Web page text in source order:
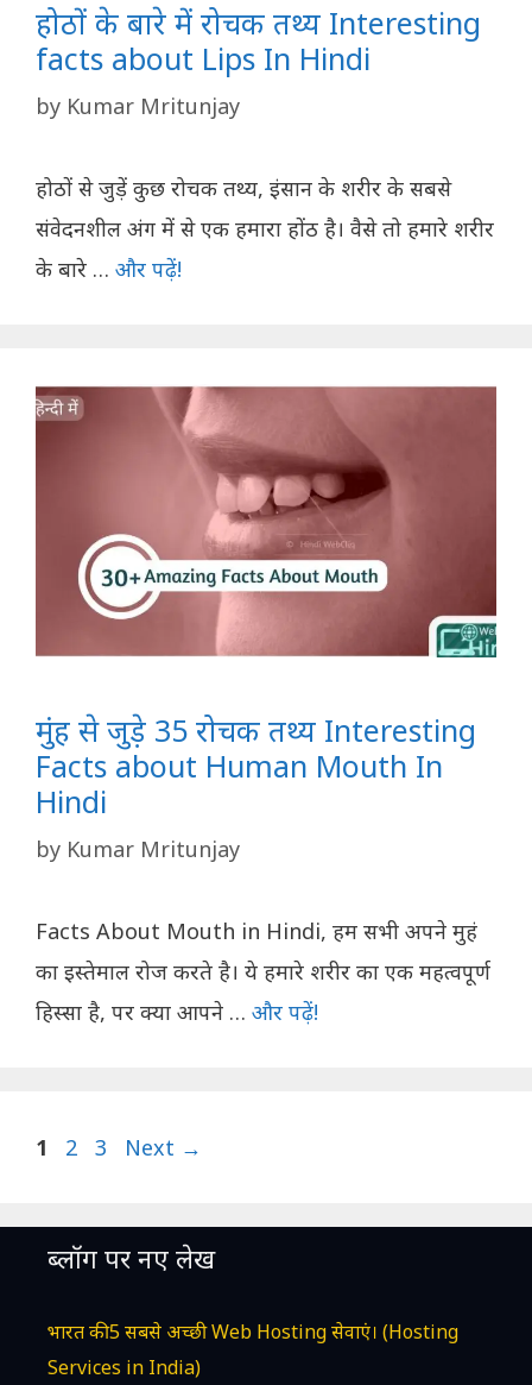
होठों के बारे में रोचक तथ्य Interesting
facts about Lips In Hindi
by Kumar Mritunjay
होठों से जुड़ें कुछ रोचक तथ्य, इंसान के शरीर के सबसे
संवेदनशील अंग में से एक हमारा होंठ है। वैसे तो हमारे शरीर
के बारे … और पढ़ें!
मुंह से जुड़े 35 रोचक तथ्य Interesting
Facts about Human Mouth In
Hindi
by Kumar Mritunjay
Facts About Mouth in Hindi, हम सभी अपने मुहं
का इस्तेमाल रोज करते है। ये हमारे शरीर का एक महत्वपूर्ण
हिस्सा है, पर क्या आपने … और पढ़ें!
Page
1 Page
2 Page
3 Next →
ब्लॉग पर नए लेख
भारत की 5 सबसे अच्छी Web Hosting सेवाएं। (Hosting
Services in India)